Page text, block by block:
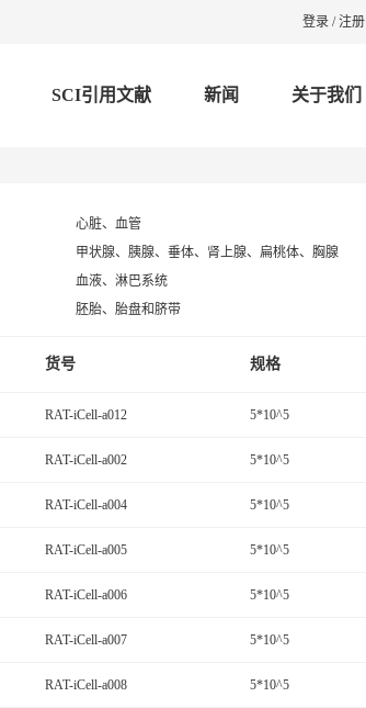
登录 /注册
SCI引用文献 新闻 关于我们
心脏、血管
甲状腺、胰腺、垂体、肾上腺、扁桃体、胸腺
血液、淋巴系统
胚胎、胎盘和脐带
货号 规格
RAT-iCell-a012 5*10^5
RAT-iCell-a002 5*10^5
RAT-iCell-a004 5*10^5
RAT-iCell-a005 5*10^5
RAT-iCell-a006 5*10^5
RAT-iCell-a007 5*10^5
RAT-iCell-a008 5*10^5